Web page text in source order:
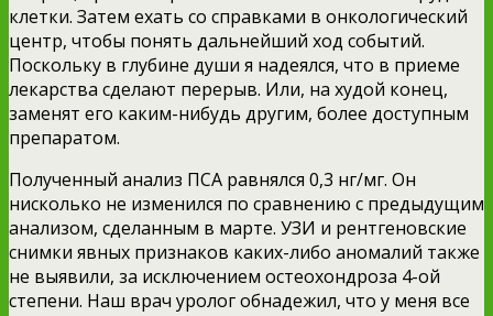
клетки. Затем ехать со справками в онкологический
центр, чтобы понять дальнейший ход событий.
Поскольку в глубине души я надеялся, что в приеме
лекарства сделают перерыв. Или, на худой конец,
заменят его каким-нибудь другим, более доступным
препаратом.
Полученный анализ ПСА равнялся 0,3 нг/мг. Он
нисколько не изменился по сравнению с предыдущим
анализом, сделанным в марте. УЗИ и рентгеновские
снимки явных признаков каких-либо аномалий также
не выявили, за исключением остеохондроза 4-ой
степени. Наш врач уролог обнадежил, что у меня все